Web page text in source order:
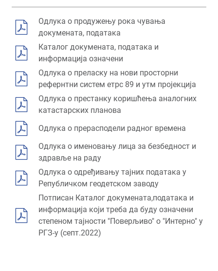
Одлука о продужењу рока чувања
докумената, података
Каталог докумената, података и
информација означени
Одлука о преласку на нови просторни
рефернтни систем етрс 89 и утм пројекција
Одлука о престанку коришћења аналогних
катастарских планова
Одлука о прерасподели радног времена
Одлука о именовању лица за безбедност и
здравље на раду
Одлука о одређивању тајних података у
Републичком геодетском заводу
Потписан Каталог докумената,података и
информација који треба да буду означени
степеном тајности "Поверљиво" о "Интерно" у
РГЗ-у (септ.2022)